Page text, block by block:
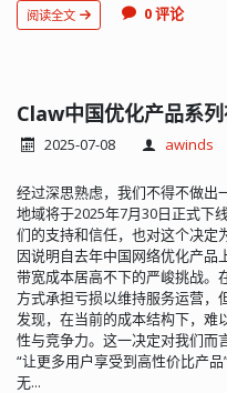
阅读全文 0 评论
2025-07-08 awinds
经过深思熟虑，我们不得不做出
地域将于2025年7月30日正式下
们的支持和信任，也对这个决定
因说明自去年中国网络优化产品
带宽成本居高不下的严峻挑战。
方式承担亏损以维持服务运营，
发现，在当前的成本结构下，难
性与竞争力。这一决定对我们而
“让更多用户享受到高性价比产
无...